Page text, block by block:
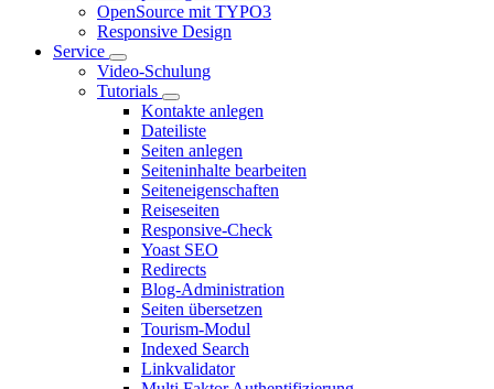
OpenSource mit TYPO3
Responsive Design
Service
Video-Schulung
Tutorials
Kontakte anlegen
Dateiliste
Seiten anlegen
Seiteninhalte bearbeiten
Seiteneigenschaften
Reiseseiten
Responsive-Check
Yoast SEO
Redirects
Blog-Administration
Seiten übersetzen
Tourism-Modul
Indexed Search
Linkvalidator